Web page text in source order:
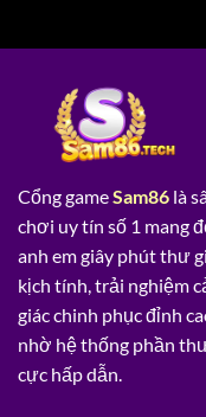
Cổng gameSam86 là
chơi uy tín số 1 mang
anh em giây phút thư
kịch tính, trải nghiệm
giác chinh phục đỉnh
nhờ hệ thống phần
cực hấp dẫn.